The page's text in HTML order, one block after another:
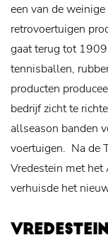
een van de
retrovoertuigen
gaat terug tot
tennisballen,
producten
bedrijf zicht te
allseason banden
voertuigen. Na de
Vredestein met het
verhuisde het